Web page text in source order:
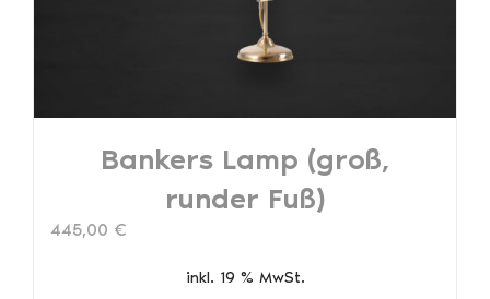
Bankers Lamp (groß,
runder Fuß)
445,00 €
inkl. 19 % MwSt.